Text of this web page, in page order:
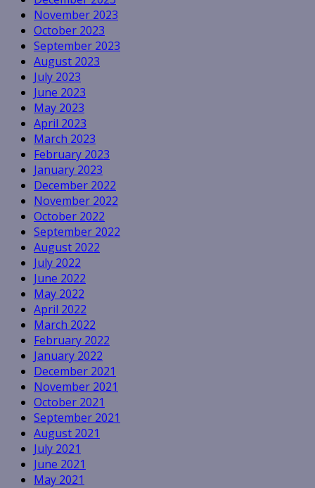
November 2023
October 2023
September 2023
August 2023
July 2023
June 2023
May 2023
April 2023
March 2023
February 2023
January 2023
December 2022
November 2022
October 2022
September 2022
August 2022
July 2022
June 2022
May 2022
April 2022
March 2022
February 2022
January 2022
December 2021
November 2021
October 2021
September 2021
August 2021
July 2021
June 2021
May 2021